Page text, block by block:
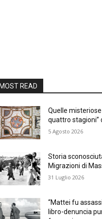
READ
Quelle misteriose
quattro stagioni”
5 Agosto 2026
Storia
Migrazioni di
31 Luglio 2026
“Mattei fu
libro-denuncia